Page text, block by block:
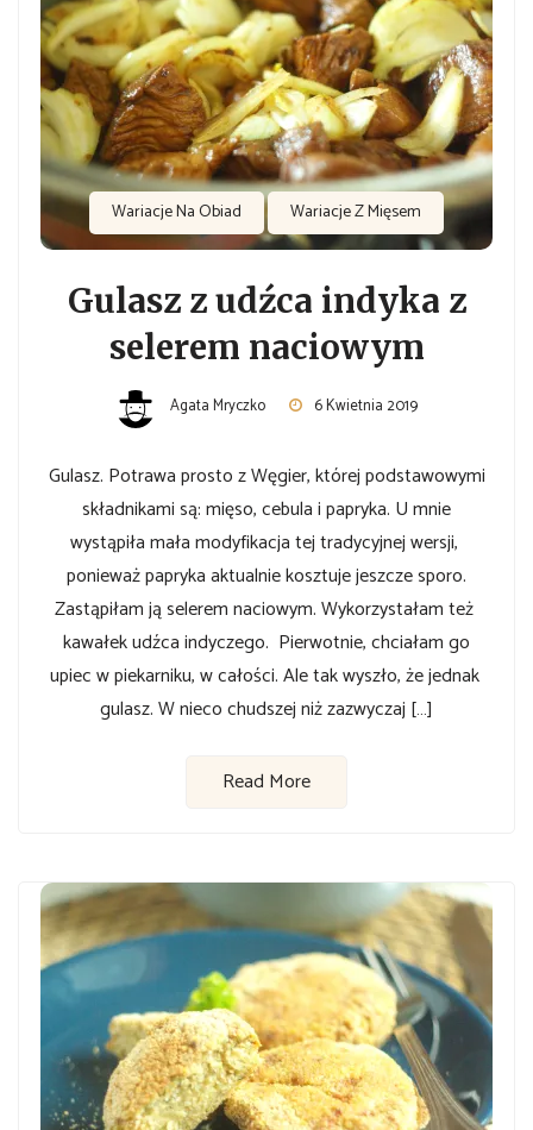
Wariacje Na Obiad Wariacje Z Mięsem
Gulasz z udźca indyka z
selerem naciowym
Agata Mryczko 6 Kwietnia 2019
Gulasz. Potrawa prosto z Węgier, której podstawowymi
składnikami są: mięso, cebula i papryka. U mnie
wystąpiła mała modyfikacja tej tradycyjnej wersji,
ponieważ papryka aktualnie kosztuje jeszcze sporo.
Zastąpiłam ją selerem naciowym. Wykorzystałam też
kawałek udźca indyczego. Pierwotnie, chciałam go
upiec w piekarniku, w całości. Ale tak wyszło, że jednak
gulasz. W nieco chudszej niż zazwyczaj […]
Read More